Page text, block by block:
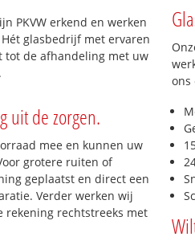
PKVW erkend en werken
glasbedrijf met ervaren
tot de afhandeling met uw
uit de zorgen.
mee en kunnen uw
grotere ruiten of
geplaatst en direct een
Verder werken wij
rekening rechtstreeks met
ons